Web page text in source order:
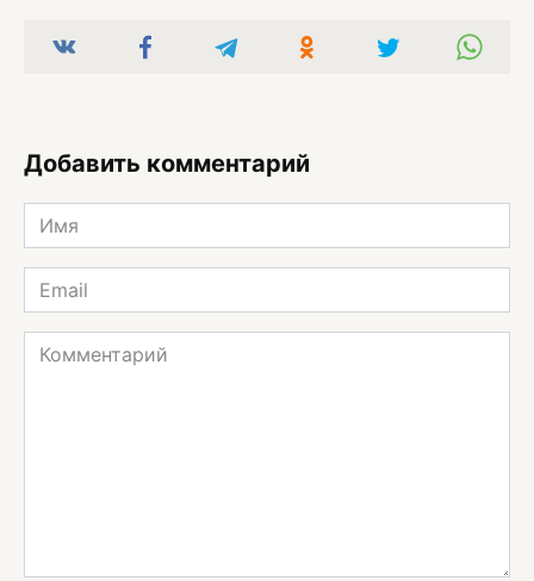
Добавить комментарий
Имя
*
Email
*
Комментарий